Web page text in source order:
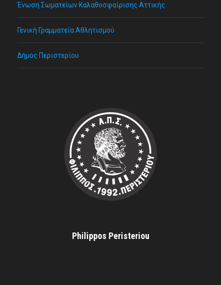
Ένωση Σωματείων Καλαθοσφαίρισης Αττικής
Γενική Γραμματεία Αθλητισμού
Δήμος Περιστερίου
Philippos Peristeriou